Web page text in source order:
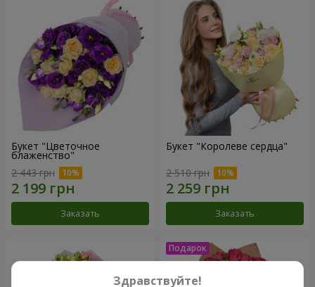
Букет "Цветочное
блаженство"
2 443 грн
Заказать
Букет "Королеве сердца"
2 510 грн
Заказать
Здравствуйте!